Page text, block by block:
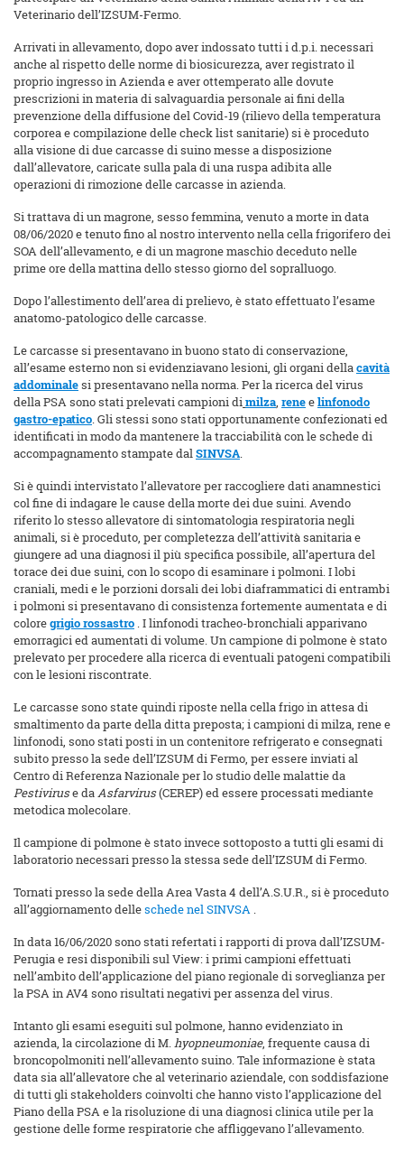
Veterinario dell’IZSUM-Fermo.
Arrivati in allevamento, dopo aver indossato tutti i d.p.i. necessari
anche al rispetto delle norme di biosicurezza, aver registrato il
proprio ingresso in Azienda e aver ottemperato alle dovute
prescrizioni in materia di salvaguardia personale ai fini della
prevenzione della diffusione del Covid-19 (rilievo della temperatura
corporea e compilazione delle check list sanitarie) si è proceduto
alla visione di due carcasse di suino messe a disposizione
dall’allevatore, caricate sulla pala di una ruspa adibita alle
operazioni di rimozione delle carcasse in azienda.
Si trattava di un magrone, sesso femmina, venuto a morte in data
08/06/2020 e tenuto fino al nostro intervento nella cella frigorifero dei
SOA dell’allevamento, e di un magrone maschio deceduto nelle
prime ore della mattina dello stesso giorno del sopralluogo.
Dopo l’allestimento dell’area di prelievo, è stato effettuato l’esame
anatomo-patologico delle carcasse.
Le carcasse si presentavano in buono stato di conservazione,
all’esame esterno non si evidenziavano lesioni, gli organi dellacavità
addominalesi presentavano nella norma. Per la ricerca del virus
della PSA sono stati prelevati campioni dimilza, reneelinfonodo
gastro-epatico. Gli stessi sono stati opportunamente confezionati ed
identificati in modo da mantenere la tracciabilità con le schede di
accompagnamento stampate dalSINVSA.
Si è quindi intervistato l’allevatore per raccogliere dati anamnestici
col fine di indagare le cause della morte dei due suini. Avendo
riferito lo stesso allevatore di sintomatologia respiratoria negli
animali, si è proceduto, per completezza dell’attività sanitaria e
giungere ad una diagnosi il più specifica possibile, all’apertura del
torace dei due suini, con lo scopo di esaminare i polmoni. I lobi
craniali, medi e le porzioni dorsali dei lobi diaframmatici di entrambi
i polmoni si presentavano di consistenza fortemente aumentata e di
coloregrigio rossastro . I linfonodi tracheo-bronchiali apparivano
emorragici ed aumentati di volume. Un campione di polmone è stato
prelevato per procedere alla ricerca di eventuali patogeni compatibili
con le lesioni riscontrate.
Le carcasse sono state quindi riposte nella cella frigo in attesa di
smaltimento da parte della ditta preposta; i campioni di milza, rene e
linfonodi, sono stati posti in un contenitore refrigerato e consegnati
subito presso la sede dell’IZSUM di Fermo, per essere inviati al
Centro di Referenza Nazionale per lo studio delle malattie da
Pestiviruse daAsfarvirus(CEREP) ed essere processati mediante
metodica molecolare.
Il campione di polmone è stato invece sottoposto a tutti gli esami di
laboratorio necessari presso la stessa sede dell’IZSUM di Fermo.
Tornati presso la sede della Area Vasta 4 dell’A.S.U.R., si è proceduto
all’aggiornamento delleschede nel SINVSA .
In data 16/06/2020 sono stati refertati i rapporti di prova dall’IZSUM-
Perugia e resi disponibili sul View: i primi campioni effettuati
nell’ambito dell’applicazione del piano regionale di sorveglianza per
la PSA in AV4 sono risultati negativi per assenza del virus.
Intanto gli esami eseguiti sul polmone, hanno evidenziato in
azienda, la circolazione di M.hyopneumoniae, frequente causa di
broncopolmoniti nell’allevamento suino. Tale informazione è stata
data sia all’allevatore che al veterinario aziendale, con soddisfazione
di tutti gli stakeholders coinvolti che hanno visto l’applicazione del
Piano della PSA e la risoluzione di una diagnosi clinica utile per la
gestione delle forme respiratorie che affliggevano l’allevamento.